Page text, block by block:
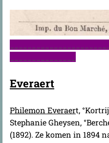
Everaert
Philemon Everaert,
Stephanie Gheysen,
(1892). Ze komen in 1894